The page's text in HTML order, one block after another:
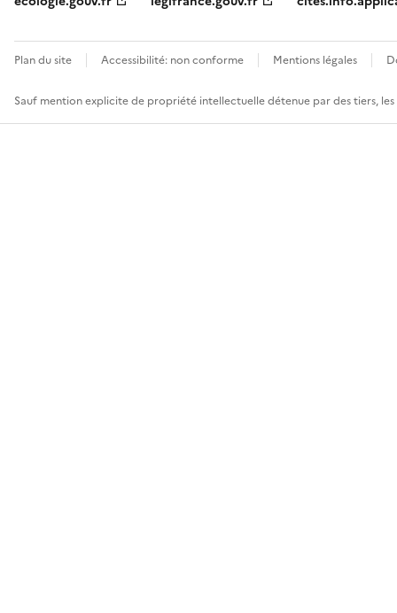
Plan du site Accessibilité: non conforme Mentions légales
Sauf mention explicite de propriété intellectuelle détenue par des tiers,